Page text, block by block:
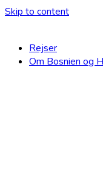
Skip to content
Rejser
Om Bosnien og